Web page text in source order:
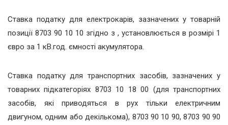
Ставка податку для електрокарів, зазначених у товарній
позиції 8703 90 10 10 згідно з , установлюється в розмірі 1
євро за 1 кВ.год. ємності акумулятора.
Ставка податку для транспортних засобів, зазначених у
товарних підкатегоріях 8703 10 18 00 (для транспортних
засобів, які приводяться в рух тільки електричним
двигуном, одним або декількома), 8703 90 10 90, 8703 90 90